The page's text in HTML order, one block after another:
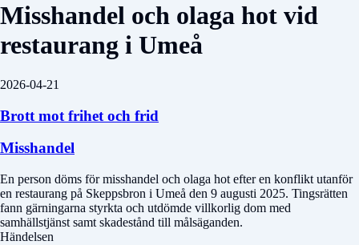
Misshandel och olaga hot vid
restaurang i Umeå
2026-04-21
Brott mot frihet och frid
Misshandel
En person döms för misshandel och olaga hot efter en konflikt utanför
en restaurang på Skeppsbron i Umeå den 9 augusti 2025. Tingsrätten
fann gärningarna styrkta och utdömde villkorlig dom med
samhällstjänst samt skadestånd till målsäganden.
Händelsen